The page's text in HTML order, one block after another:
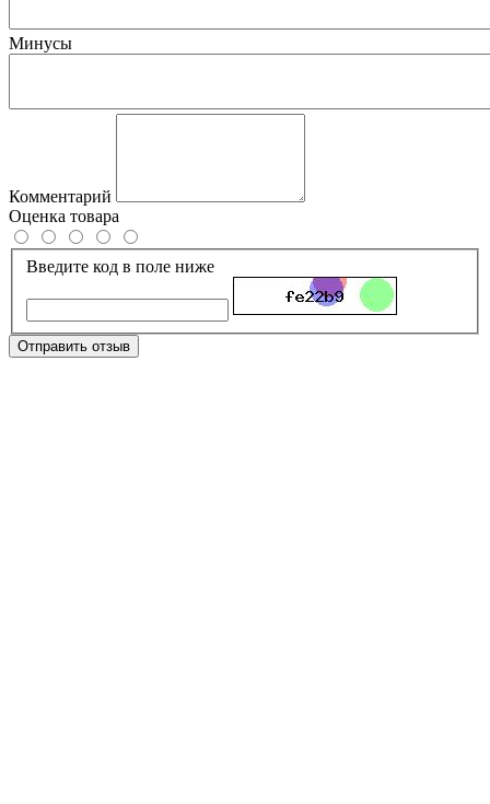
Минусы
Комментарий
Оценка товара
Введите код в поле ниже
Отправить отзыв